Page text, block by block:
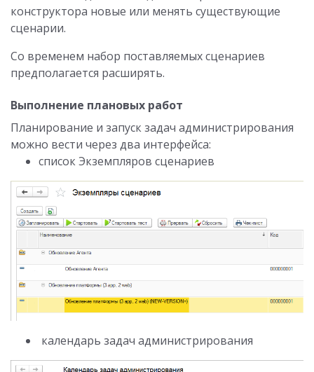
конструктора новые или менять существующие
сценарии.
Со временем набор поставляемых сценариев
предполагается расширять.
Выполнение плановых работ
Планирование и запуск задач администрирования
можно вести через два интерфейса:
список Экземпляров сценариев
календарь задач администрирования